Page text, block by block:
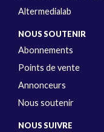
Altermedialab
NOUS SOUTENIR
Abonnements
Points de vente
Annonceurs
Nous soutenir
NOUS SUIVRE